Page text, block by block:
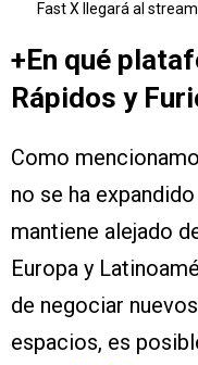
Fast X llegará al
+En qué
Rápidos y
Como
no se ha
mantiene alejado
Europa y
de negociar
espacios, es